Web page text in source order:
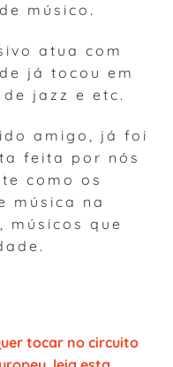
músico.
atua com
já tocou em
jazz e etc.
amigo, já foi
feita por nós
como os
música na
músicos que
tocar no circuito